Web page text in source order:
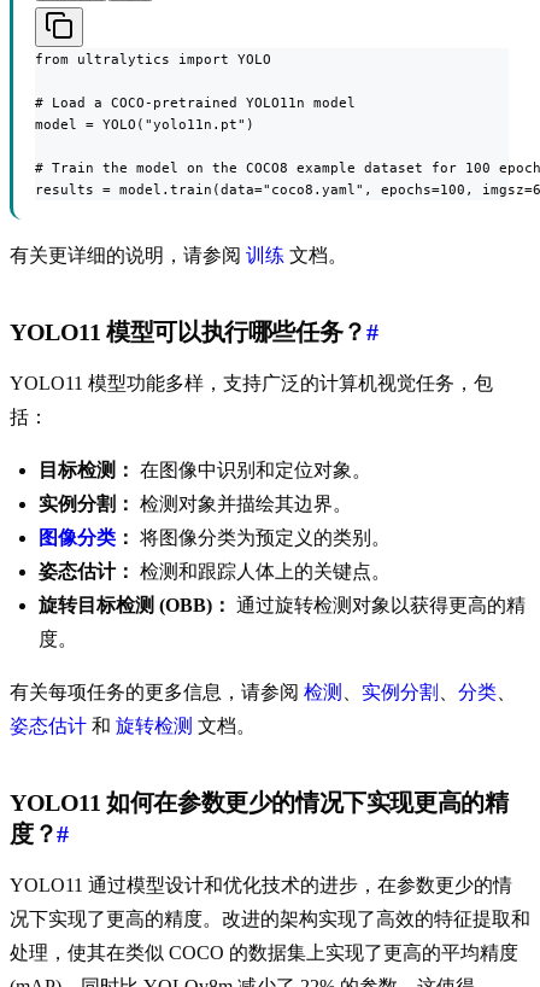
from ultralytics import YOLO
# Load a COCO-pretrained YOLO11n model
model = YOLO("yolo11n.pt")
# Train the model on the COCO8 example dataset for 100
results = model.train(data="coco8.yaml", epochs=100,
有关更详细的说明，请参阅 训练 文档。
YOLO11 模型可以执行哪些任务？#
YOLO11 模型功能多样，支持广泛的计算机视觉任务，包
括：
目标检测： 在图像中识别和定位对象。
实例分割： 检测对象并描绘其边界。
图像分类 ： 将图像分类为预定义的类别。
姿态估计： 检测和跟踪人体上的关键点。
旋转目标检测 (OBB)： 通过旋转检测对象以获得更高的精
度。
有关每项任务的更多信息，请参阅 检测 实例分割 分类
姿态估计 和 旋转检测 文档。
YOLO11 如何在参数更少的情况下实现更高的精
度？#
YOLO11 通过模型设计和优化技术的进步，在参数更少的情
况下实现了更高的精度。改进的架构实现了高效的特征提取和
处理，使其在类似 COCO 的数据集上实现了更高的平均精度